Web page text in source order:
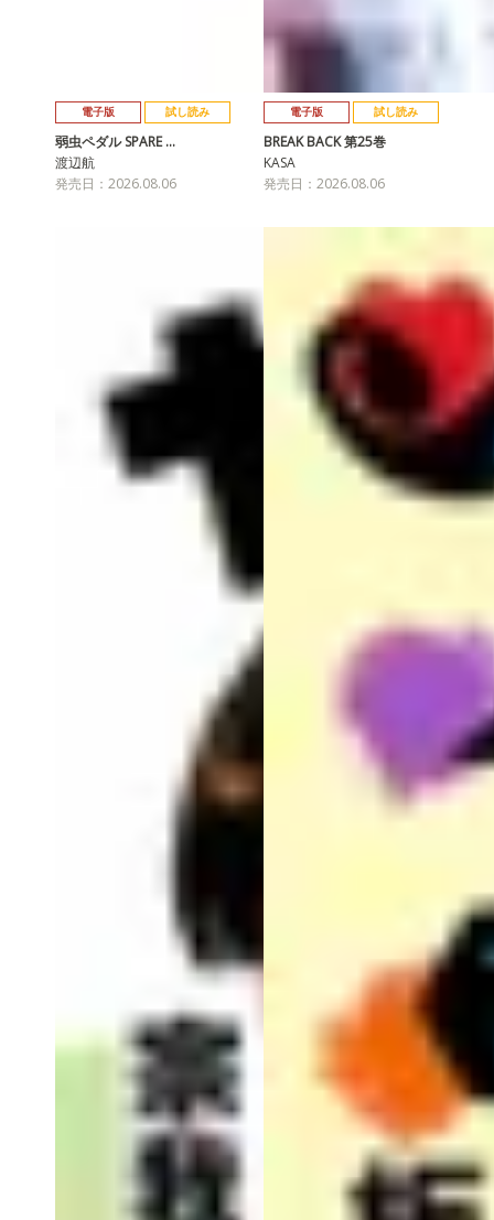
電子版 試し読み
弱虫ペダル SPARE …
渡辺航
発売日：2026.08.06
電子版 試し読み
BREAK BACK 第25巻
KASA
発売日：2026.08.06